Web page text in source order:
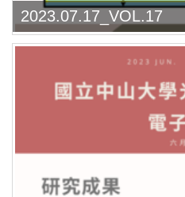
2023.07.17_VOL.17